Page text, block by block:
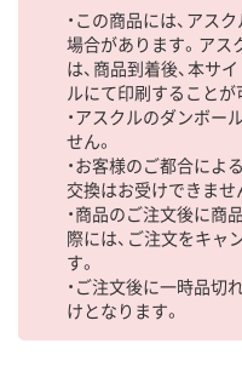
・この商品には、アス
場合があります。ア
は、商品到着後、本サ
ルにて印刷することが
・アスクルのダンボー
せん。
・お客様のご都合によ
交換はお受けできませ
・商品のご注文後に商
際には、ご注文をキャ
す。
・ご注文後に一時品切
けとなります。